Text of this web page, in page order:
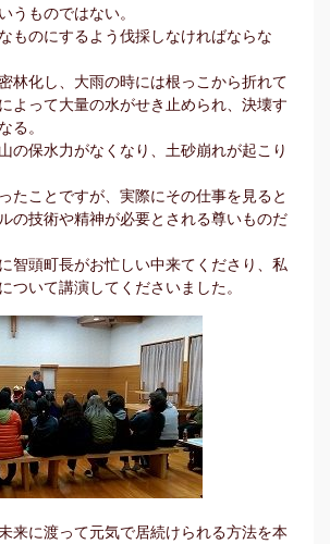
うものではない。
ものにするよう伐採しなければならな
林化し、大雨の時には根っこから折れて
よって大量の水がせき止められ、決壊す
る。
の保水力がなくなり、土砂崩れが起こり
たことですが、実際にその仕事を見ると
の技術や精神が必要とされる尊いものだ
智頭町長がお忙しい中来てくださり、私
ついて講演してくださいました。
来に渡って元気で居続けられる方法を本